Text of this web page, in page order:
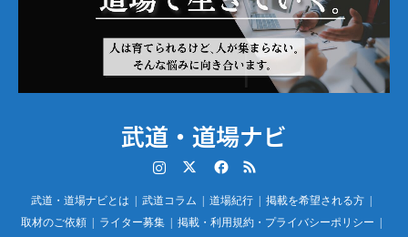
武道・道場ナビ
RSS
武道・道場ナビとは 武道コラム 道場紀行
掲載を希望される方
取材のご依頼
ライター募集
掲載・利用規約・プライバシーポリシー